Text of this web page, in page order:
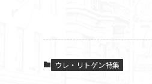
ウレ・リトゲン特集